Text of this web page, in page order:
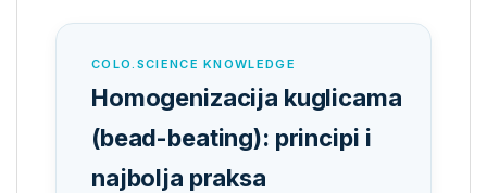
COLO.SCIENCE KNOWLEDGE
Homogenizacija kuglicama
(bead-beating): principi i
najbolja praksa